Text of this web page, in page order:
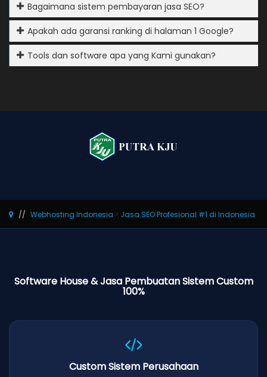
Bagaimana sistem pembayaran jasa SEO?
Apakah ada garansi ranking di halaman 1 Google?
Tools dan software apa yang Kami gunakan?
Webhosting Indonesia > Jasa SEO Profesional #1 di Indonesia
Software House & Jasa Pembuatan Sistem Custom
100%
Custom Sistem Perusahaan